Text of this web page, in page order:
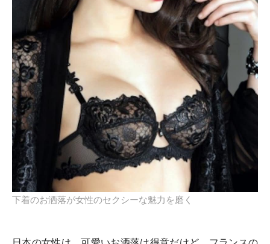
下着のお洒落が女性のセクシーな魅力を磨く